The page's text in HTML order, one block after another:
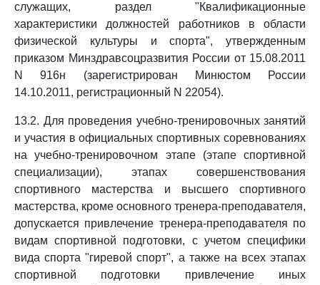
служащих, раздел "Квалификационные
характеристики должностей работников в области
физической культуры и спорта", утвержденным
приказом Минздравсоцразвития России от 15.08.2011
N 916н (зарегистрирован Минюстом России
14.10.2011, регистрационный N 22054).
13.2. Для проведения учебно-тренировочных занятий
и участия в официальных спортивных соревнованиях
на учебно-тренировочном этапе (этапе спортивной
специализации), этапах совершенствования
спортивного мастерства и высшего спортивного
мастерства, кроме основного тренера-преподавателя,
допускается привлечение тренера-преподавателя по
видам спортивной подготовки, с учетом специфики
вида спорта "гиревой спорт", а также на всех этапах
спортивной подготовки привлечение иных